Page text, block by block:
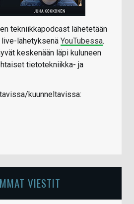
tekniikkapodcast lähetetään
lähetyksenä YouTubessa.
keskenään läpi kuluneen
tietotekniikka- ja
kuunneltavissa:
VIESTIT